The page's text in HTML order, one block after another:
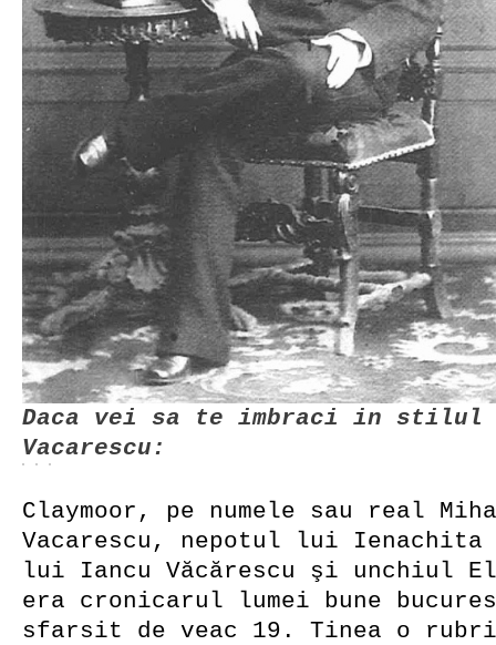
Daca vei sa te imbraci in stilul
Vacarescu:
Claymoor, pe numele sau real
Vacarescu, nepotul lui
lui Iancu Văcărescu şi unchiul
era cronicarul lumei bune
sfarsit de veac 19. Tinea o